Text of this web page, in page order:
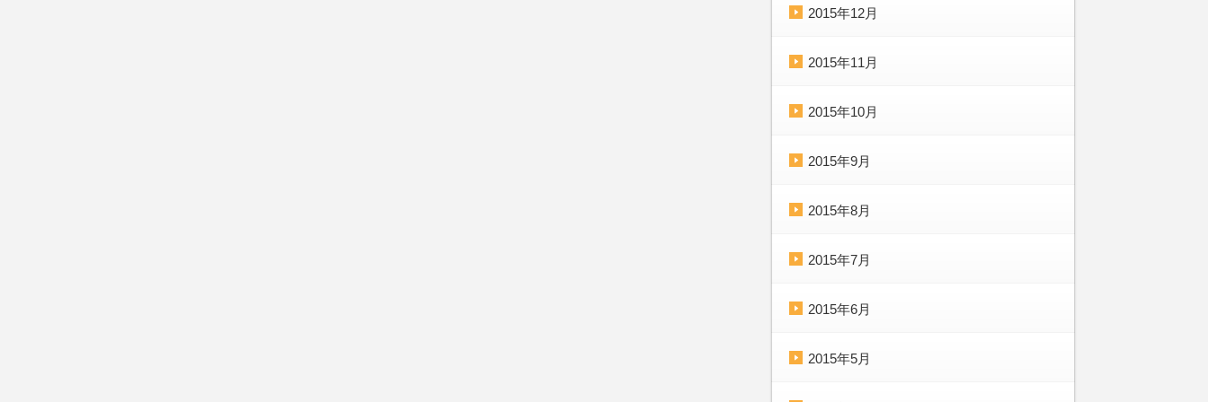
2015年12月
2015年11月
2015年10月
2015年9月
2015年8月
2015年7月
2015年6月
2015年5月